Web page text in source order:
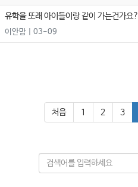
유학을 또래 아이들이랑 같이 가는건가요?
이안맘 | 03-09
처음 1 2 3